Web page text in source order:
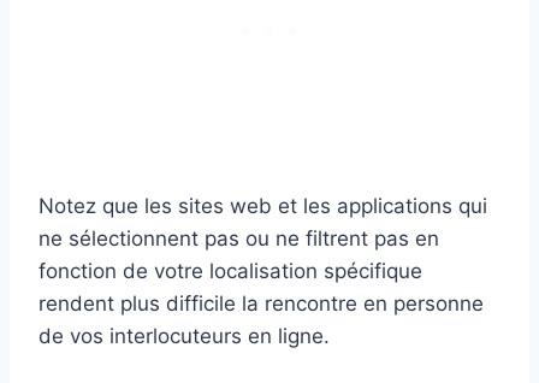
Notez que les sites web et les applications qui
ne sélectionnent pas ou ne filtrent pas en
fonction de votre localisation spécifique
rendent plus difficile la rencontre en personne
de vos interlocuteurs en ligne.